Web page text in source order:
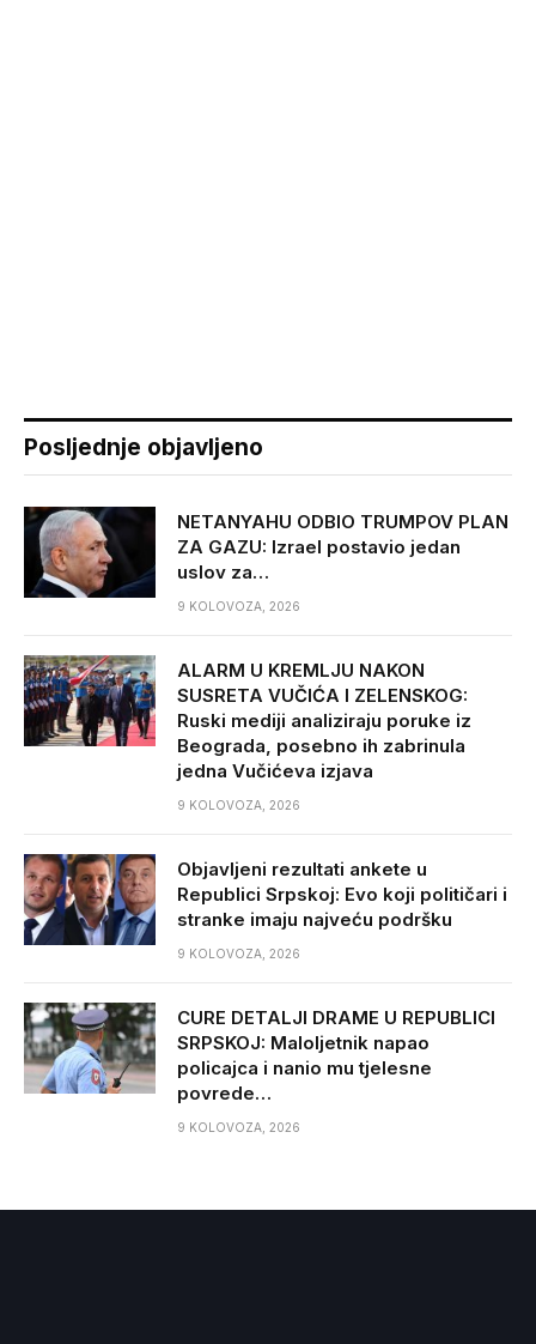
Posljednje objavljeno
NETANYAHU ODBIO TRUMPOV PLAN
ZA GAZU: Izrael postavio jedan
uslov za…
9 KOLOVOZA, 2026
ALARM U KREMLJU NAKON
SUSRETA VUČIĆA I ZELENSKOG:
Ruski mediji analiziraju poruke iz
Beograda, posebno ih zabrinula
jedna Vučićeva izjava
9 KOLOVOZA, 2026
Objavljeni rezultati ankete u
Republici Srpskoj: Evo koji političari i
stranke imaju najveću podršku
9 KOLOVOZA, 2026
CURE DETALJI DRAME U REPUBLICI
SRPSKOJ: Maloljetnik napao
policajca i nanio mu tjelesne
povrede…
9 KOLOVOZA, 2026